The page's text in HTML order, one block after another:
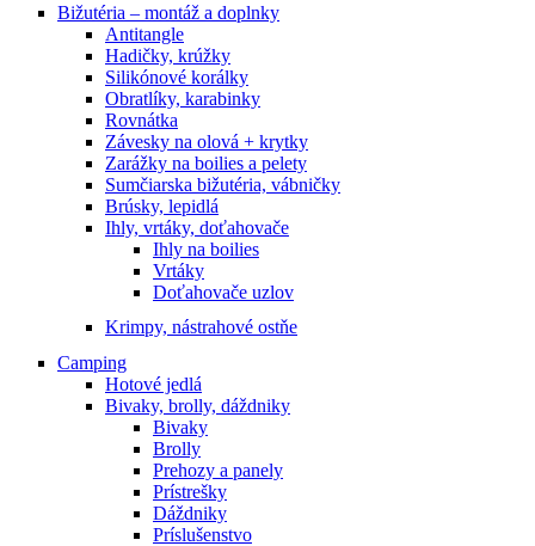
Bižutéria – montáž a doplnky
Antitangle
Hadičky, krúžky
Silikónové korálky
Obratlíky, karabinky
Rovnátka
Závesky na olová + krytky
Zarážky na boilies a pelety
Sumčiarska bižutéria, vábničky
Brúsky, lepidlá
Ihly, vrtáky, doťahovače
Ihly na boilies
Vrtáky
Doťahovače uzlov
Krimpy, nástrahové ostňe
Camping
Hotové jedlá
Bivaky, brolly, dáždniky
Bivaky
Brolly
Prehozy a panely
Prístrešky
Dáždniky
Príslušenstvo